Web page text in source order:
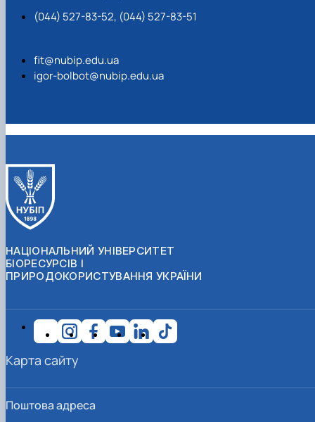
(044) 527-83-52, (044) 527-83-51
fit@nubip.edu.ua
igor-bolbot@nubip.edu.ua
НАЦІОНАЛЬНИЙ УНІВЕРСИТЕТ
БІОРЕСУРСІВ І
ПРИРОДОКОРИСТУВАННЯ УКРАЇНИ
Поштова адреса
Карта сайту